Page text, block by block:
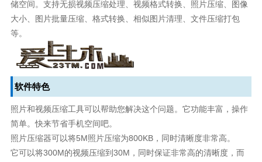
储空间。支持无损视频压缩处理、视频格式转换、照片压缩、图像
大小、图片批量压缩、格式转换、相似图片清理、文件压缩打包
等。
软件特色
照片和视频压缩工具可以帮助您解决这个问题。它功能丰富，操作
简单。快来节省手机空间吧。
照片压缩器可以将5M照片压缩为800KB，同时清晰度非常高。
它可以将300M的视频压缩到30M，同时保证非常高的清晰度，而